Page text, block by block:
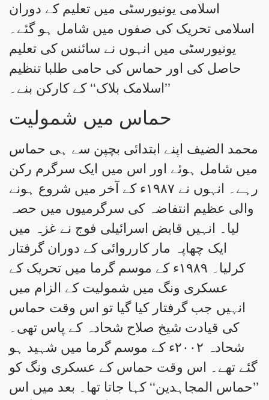
اسلامی یونیورسٹی میں تعلیم کے دوران
اسلامی تحریک کی صفوں میں شامل ہو گئے۔
یونیورسٹی میں انہوں نے سائنس کی تعلیم
حاصل کی اور حماس کی حامی طلبا تنظیم
’’اسلامک بلاک‘‘ کے کارکن بنے۔
حماس میں شمولیت
محمد الضیف اپنے ابتدائی بچپن سے ہی حماس
میں شامل ہوئے اور اس میں ایک سرگرم رکن
رہے۔ انہوں نے ۱۹۸۷ء کے آخر میں شروع ہونے
والی عظیم انتفاضہ کی سرگرمیوں میں حصہ
لیا۔ انہیں قابض اسرائیلی فوج نے غزہ میں
ایک چھاپہ مار کارروائی کے دوران گرفتار
کرلیا۔ ۱۹۸۹ء کے موسم گرما میں تحریک کے
عسکری ونگ میں شمولیت کے الزام میں
انہیں جب گرفتار کیا گیا تو اس وقت حماس
کی قیادت شیخ صلاح شحادہ کے پاس تھی۔
شحادہ ۲۰۰۲ء کے موسم گرما میں شہید ہو
گئے تھے۔ اس وقت حماس کے عسکری ونگ کو
’’حماس المجاہدین‘‘ کہا جاتا تھا۔ بعد میں اس